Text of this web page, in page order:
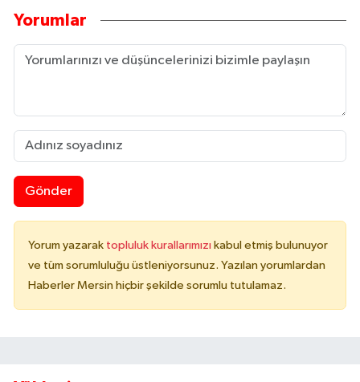
Yorumlar
Gönder
Yorum yazarak topluluk kurallarımızı kabul etmiş bulunuyor
ve tüm sorumluluğu üstleniyorsunuz. Yazılan yorumlardan
Haberler Mersin hiçbir şekilde sorumlu tutulamaz.